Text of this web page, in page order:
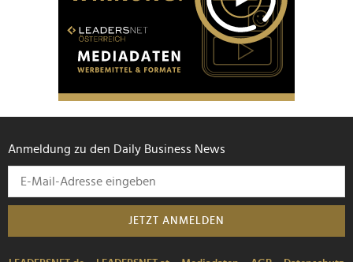
Anmeldung zu den Daily Business News
JETZT ANMELDEN